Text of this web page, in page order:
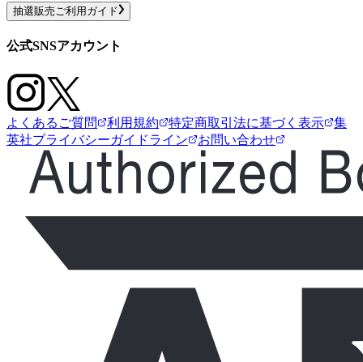
抽選販売ご利用ガイド
公式SNSアカウント
よくあるご質問 利用規約 特定商取引法に基づく表示
集
英社プライバシーガイドライン
お問い合わせ